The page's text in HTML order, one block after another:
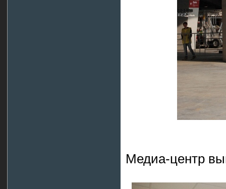
Медиа-центр